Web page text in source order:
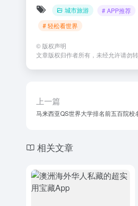
城市旅游 # APP推荐
# 轻松看世界
© 版权声明
文章版权归作者所有，未经允许请勿转
上一篇
马来西亚QS世界大学排名前五百院校
相关文章